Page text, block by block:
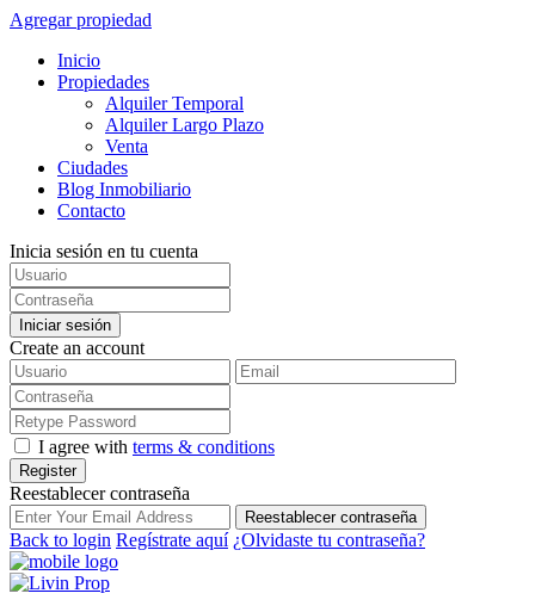
Agregar propiedad
Inicio
Propiedades
Alquiler Temporal
Alquiler Largo Plazo
Venta
Ciudades
Blog Inmobiliario
Contacto
Inicia sesión en tu cuenta
Iniciar sesión
Create an account
I agree with terms & conditions
Register
Reestablecer contraseña
Reestablecer contraseña
Back to login Regístrate aquí ¿Olvidaste tu contraseña?